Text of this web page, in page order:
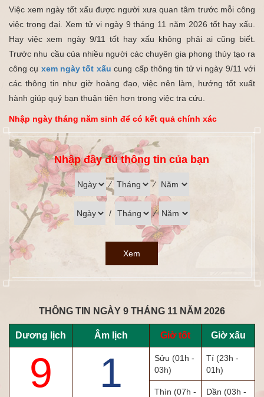
Việc xem ngày tốt xấu được người xưa quan tâm trước mỗi công
việc trọng đại. Xem tử vi ngày 9 tháng 11 năm 2026 tốt hay xấu.
Hay việc xem ngày 9/11 tốt hay xấu không phải ai cũng biết.
Trước nhu cầu của nhiều người các chuyên gia phong thủy tạo ra
công cụ xem ngày tốt xấu cung cấp thông tin tử vi ngày 9/11 với
các thông tin như giờ hoàng đạo, việc nên làm, hướng tốt xuất
hành giúp quý bạn thuận tiện hơn trong việc tra cứu.
Nhập ngày tháng năm sinh để có kết quả chính xác
Nhập đầy đủ thông tin của bạn
⁄ ⁄
/ ⁄
Xem
THÔNG TIN NGÀY 9 THÁNG 11 NĂM 2026
Dương lịch Âm lịch Giờ tốt Giờ xấu
9 1 Sửu (01h -
03h)
Tí (23h -
01h)
Thìn (07h -
Dần (03h -